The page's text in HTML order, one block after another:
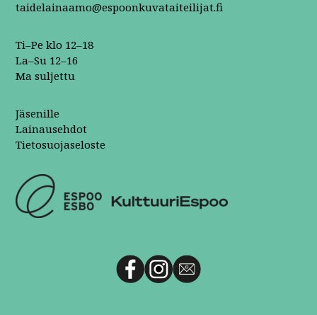
taidelainaamo@espoonkuvataiteilijat.fi
Ti–Pe klo 12–18
La–Su 12–16
Ma suljettu
Jäsenille
Lainausehdot
Tietosuojaseloste